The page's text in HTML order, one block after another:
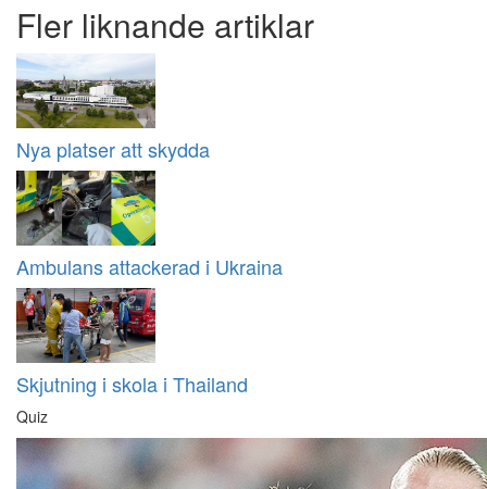
Fler liknande artiklar
Nya platser att skydda
Ambulans attackerad i Ukraina
Skjutning i skola i Thailand
Quiz